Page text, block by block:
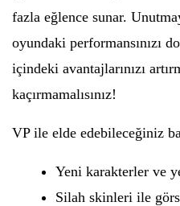
fazla eğlence sunar.
oyundaki performansınızı
içindeki avantajlarınızı
kaçırmamalısınız!
VP ile elde edebileceğiniz
Yeni karakterler ve
Silah skinleri ile